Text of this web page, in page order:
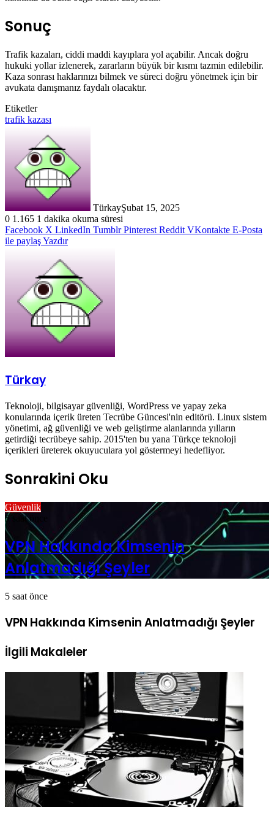
Sonuç
Trafik kazaları, ciddi maddi kayıplara yol açabilir. Ancak doğru
hukuki yollar izlenerek, zararların büyük bir kısmı tazmin edilebilir.
Kaza sonrası haklarınızı bilmek ve süreci doğru yönetmek için bir
avukata danışmanız faydalı olacaktır.
Etiketler
trafik kazası
TürkayŞubat 15, 2025
0 1.165 1 dakika okuma süresi
Facebook X LinkedIn Tumblr Pinterest Reddit VKontakte E-Posta
ile paylaşYazdır
Türkay
Teknoloji, bilgisayar güvenliği, WordPress ve yapay zeka
konularında içerik üreten Tecrübe Güncesi'nin editörü. Linux sistem
yönetimi, ağ güvenliği ve web geliştirme alanlarında yılların
getirdiği tecrübeye sahip. 2015'ten bu yana Türkçe teknoloji
içerikleri üreterek okuyuculara yol göstermeyi hedefliyor.
Sonrakini Oku
Güvenlik
5 saat önce
VPN Hakkında Kimsenin
Anlatmadığı Şeyler
5 saat önce
VPN Hakkında Kimsenin Anlatmadığı Şeyler
İlgili Makaleler